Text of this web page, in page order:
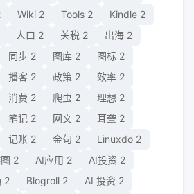
Wiki 2 Tools 2 Kindle 2
人口 2 关税 2 出海 2
同步 2 图库 2 图标 2
播客 2 政策 2 效率 2
消费 2 爬虫 2 理想 2
笔记 2 网文 2 耳聋 2
记账 2 金句 2 Linuxdo 2
2 AI应用 2 AI投资 2
2 Blogroll 2 AI 投资 2